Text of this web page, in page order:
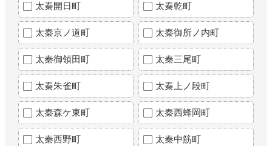
太秦開日町 太秦乾町
太秦京ノ道町 太秦御所ノ内町
太秦御領田町 太秦三尾町
太秦朱雀町 太秦上ノ段町
太秦森ケ東町 太秦西蜂岡町
太秦西野町 太秦中筋町